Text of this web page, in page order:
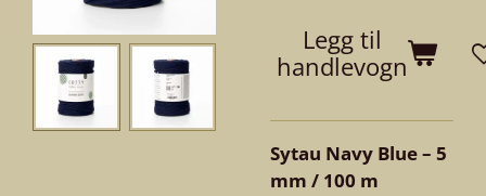
Legg til
handlevogn
Sytau Navy Blue – 5
mm / 100 m